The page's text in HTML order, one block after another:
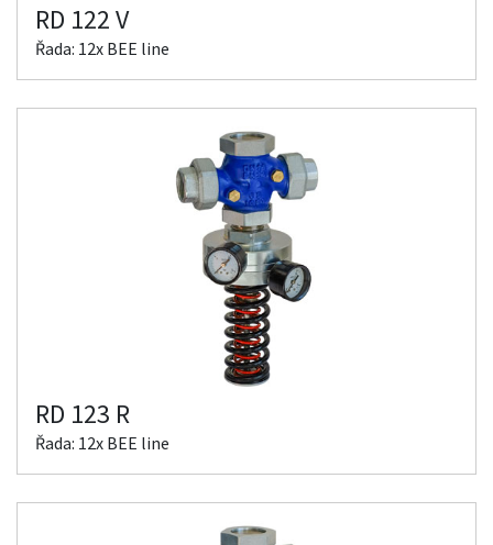
RD 122 V
Řada: 12x BEE line
RD 123 R
Řada: 12x BEE line